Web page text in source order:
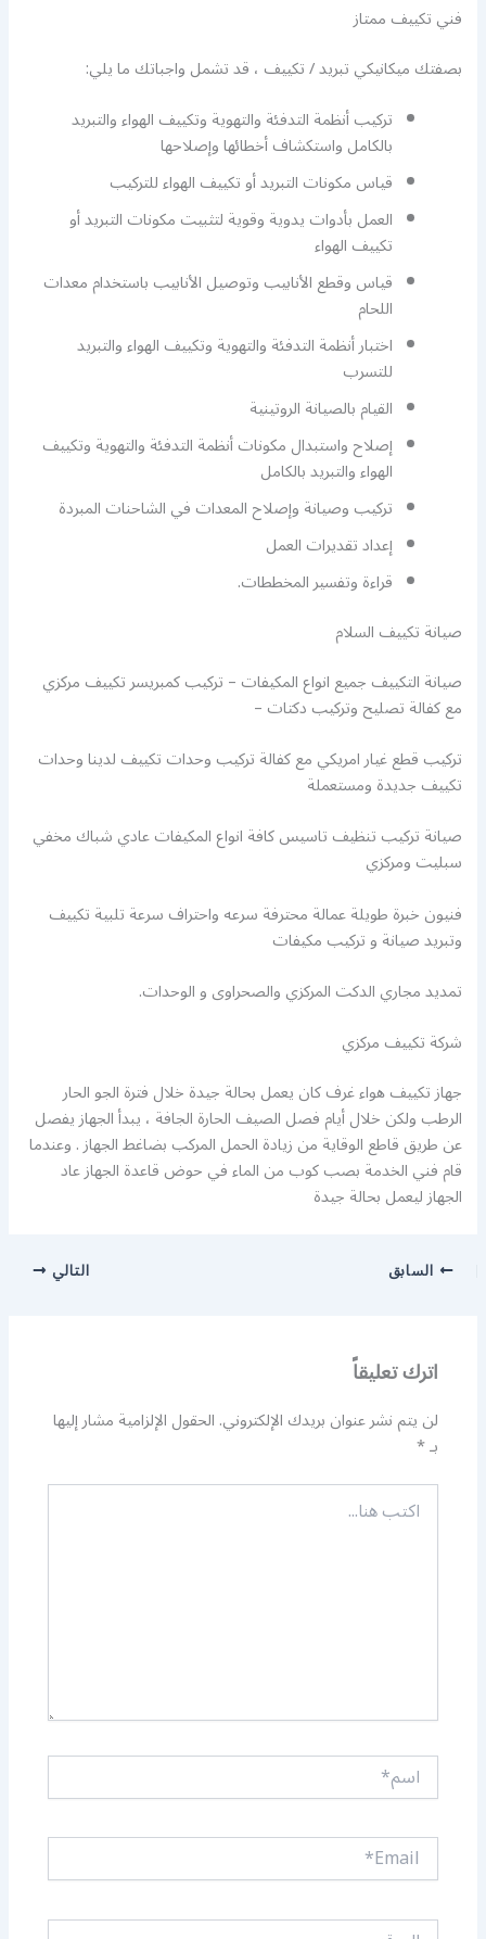
فني تكييف ممتاز
بصفتك ميكانيكي تبريد / تكييف ، قد تشمل واجباتك ما يلي:
تركيب أنظمة التدفئة والتهوية وتكييف الهواء والتبريد
بالكامل واستكشاف أخطائها وإصلاحها
قياس مكونات التبريد أو تكييف الهواء للتركيب
العمل بأدوات يدوية وقوية لتثبيت مكونات التبريد أو
تكييف الهواء
قياس وقطع الأنابيب وتوصيل الأنابيب باستخدام معدات
اللحام
اختبار أنظمة التدفئة والتهوية وتكييف الهواء والتبريد
للتسرب
القيام بالصيانة الروتينية
إصلاح واستبدال مكونات أنظمة التدفئة والتهوية وتكييف
الهواء والتبريد بالكامل
تركيب وصيانة وإصلاح المعدات في الشاحنات المبردة
إعداد تقديرات العمل
قراءة وتفسير المخططات.
صيانة تكييف السلام
صيانة التكييف جميع انواع المكيفات – تركيب كمبريسر تكييف مركزي
مع كفالة تصليح وتركيب دكتات –
تركيب قطع غيار امريكي مع كفالة تركيب وحدات تكييف لدينا وحدات
تكييف جديدة ومستعملة
صيانة تركيب تنظيف تاسيس كافة انواع المكيفات عادي شباك مخفي
سبليت ومركزي
فنيون خبرة طويلة عمالة محترفة سرعه واحتراف سرعة تلبية تكييف
وتبريد صيانة و تركيب مكيفات
تمديد مجاري الدكت المركزي والصحراوى و الوحدات.
شركة تكييف مركزي
جهاز تكييف هواء غرف كان يعمل بحالة جيدة خلال فترة الجو الحار
الرطب ولكن خلال أيام فصل الصيف الحارة الجافة ، يبدأ الجهاز يفصل
عن طريق قاطع الوقاية من زيادة الحمل المركب بضاغط الجهاز . وعندما
قام فني الخدمة بصب كوب من الماء في حوض قاعدة الجهاز عاد
الجهاز ليعمل بحالة جيدة
السابق التالي
اترك تعليقاً
لن يتم نشر عنوان بريدك الإلكتروني.الحقول الإلزامية مشار إليها
بـ*
اكتب
هنا...
اسم*
Email*
الموقع